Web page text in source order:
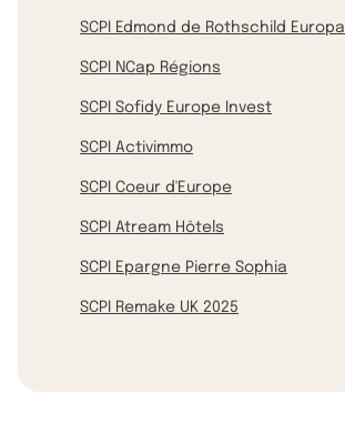
SCPI Edmond de Rothschild Europa
SCPI NCap Régions
SCPI Sofidy Europe Invest
SCPI Activimmo
SCPI Coeur d'Europe
SCPI Atream Hôtels
SCPI Epargne Pierre Sophia
SCPI Remake UK 2025